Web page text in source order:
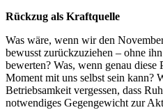
Rückzug als Kraftquelle
Was wäre, wenn wir den
bewusst zurückzuziehen – ohne
bewerten? Was, wenn genau diese
Moment mit uns selbst sein kann?
Betriebsamkeit vergessen, dass
notwendiges Gegengewicht zur